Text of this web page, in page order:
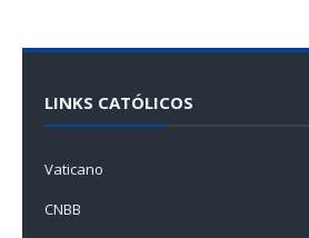
LINKS CATÓLICOS
Vaticano
CNBB